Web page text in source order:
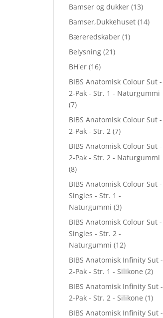
Bamser og dukker (13)
Bamser,Dukkehuset (14)
Bæreredskaber (1)
Belysning (21)
BH'er (16)
BIBS Anatomisk Colour Sut -
2-Pak - Str. 1 - Naturgummi
(7)
BIBS Anatomisk Colour Sut -
2-Pak - Str. 2 (7)
BIBS Anatomisk Colour Sut -
2-Pak - Str. 2 - Naturgummi
(8)
BIBS Anatomisk Colour Sut -
Singles - Str. 1 -
Naturgummi (3)
BIBS Anatomisk Colour Sut -
Singles - Str. 2 -
Naturgummi (12)
BIBS Anatomisk Infinity Sut -
2-Pak - Str. 1 - Silikone (2)
BIBS Anatomisk Infinity Sut -
2-Pak - Str. 2 - Silikone (1)
BIBS Anatomisk Infinity Sut -